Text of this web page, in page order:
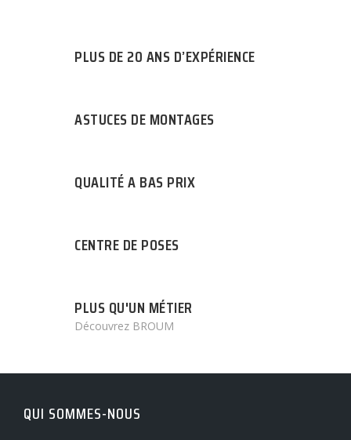
PLUS DE 20 ANS D’EXPÉRIENCE
ASTUCES DE MONTAGES
QUALITÉ A BAS PRIX
CENTRE DE POSES
PLUS QU'UN MÉTIER
Découvrez BROUM
QUI SOMMES-NOUS